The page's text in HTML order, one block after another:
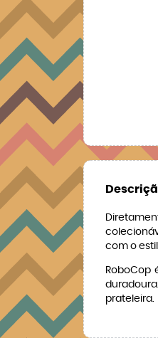
com o
RoboCop
prateleira.